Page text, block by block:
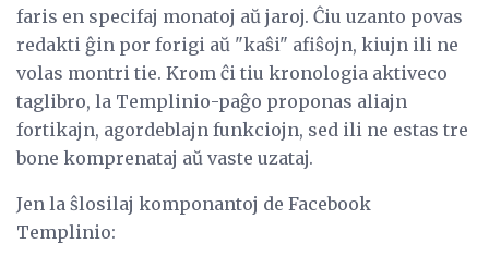
faris en specifaj monatoj aŭ jaroj. Ĉiu uzanto povas
redakti ĝin por forigi aŭ "kaŝi" afiŝojn, kiujn ili ne
volas montri tie. Krom ĉi tiu kronologia aktiveco
taglibro, la Templinio-paĝo proponas aliajn
fortikajn, agordeblajn funkciojn, sed ili ne estas tre
bone komprenataj aŭ vaste uzataj.
Jen la ŝlosilaj komponantoj de Facebook
Templinio: